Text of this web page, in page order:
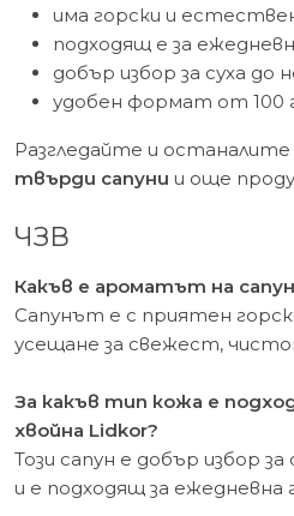
има горски и
подходящ е за
добър избор за суха до
удобен формат от 100
Разгледайте и останалите
твърди сапуни и още
ЧЗВ
Какъв е ароматът на
Сапунът е с приятен
усещане за свежест,
За какъв тип кожа е
хвойна Lidkor?
Този сапун е добър избор
и е подходящ за ежедневна